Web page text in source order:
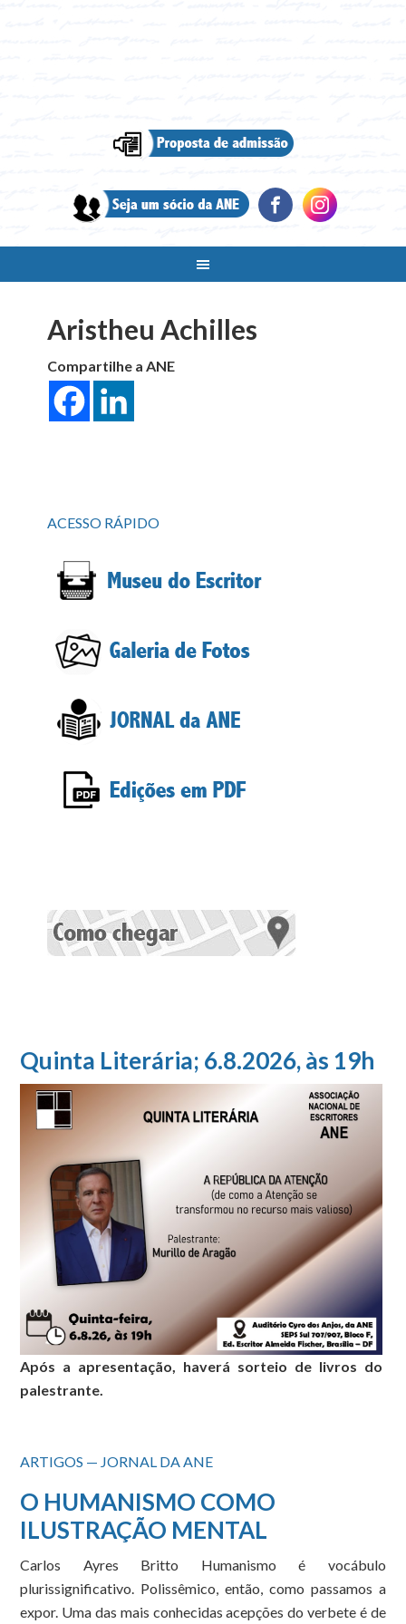
Aristheu Achilles
Compartilhe a ANE
ACESSO RÁPIDO
Quinta Literária; 6.8.2026, às 19h
Após a apresentação, haverá sorteio de livros do
palestrante.
ARTIGOS — JORNAL DA ANE
O HUMANISMO COMO
ILUSTRAÇÃO MENTAL
Carlos Ayres Britto Humanismo é vocábulo
plurissignificativo. Polissêmico, então, como passamos a
expor. Uma das mais conhecidas acepções do verbete é de